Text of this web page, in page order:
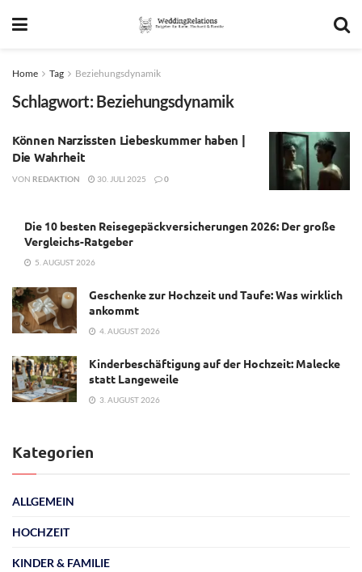
Home Tag Beziehungsdynamik
Schlagwort: Beziehungsdynamik
Können Narzissten Liebeskummer haben |
Die Wahrheit
VON REDAKTION 30. JULI 2025 0
Die 10 besten Reisegepäckversicherungen 2026: Der große
Vergleichs-Ratgeber
5. AUGUST 2026
Geschenke zur Hochzeit und Taufe: Was wirklich
ankommt
4. AUGUST 2026
Kinderbeschäftigung auf der Hochzeit: Malecke
statt Langeweile
3. AUGUST 2026
Kategorien
ALLGEMEIN
HOCHZEIT
KINDER & FAMILIE